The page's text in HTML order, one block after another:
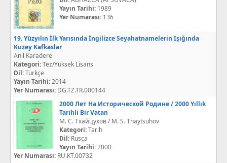
Yayın Tarihi: 1989
Yer Numarası: 136
19. Yüzyılın İlk Yarısında İngilizce Seyahatnamelerin Işığında
Kuzey Kafkaslar
Anıl Karadere
Kategori:Tez/Yüksek Lisans
Dil:Türkçe
Yayın Tarihi:2014
Yer Numarası: DG.TZ.TR.000144
2000 Лет На Исторической Родине / 2000 Yıllık
Tarihli Bir Vatan
М. С. Тхайцухов / M. S. Thaytsuhov
Kategori:Tarih
Dil: Rusça
Yayın Tarihi:2000
Yer Numarası: RU.KT.00732